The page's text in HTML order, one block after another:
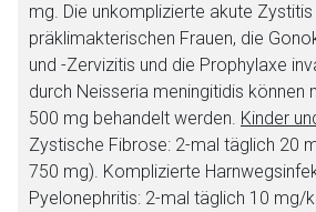
mg. Die unkomplizierte akute
präklimakterischen Frauen, die
und -Zervizitis und die Prophylaxe
durch Neisseria meningitidis können
500 mg behandelt werden. Kinder
Zystische Fibrose: 2-mal täglich 20
750 mg). Komplizierte
Pyelonephritis: 2-mal täglich 10 mg/
Der von Ihnen aufgerufene Link
Seite. Für die Inhalte der externen
Betreiber verantwortlich. Ebenso
Datenschutzbestimmungen.
Zurück zur rote-